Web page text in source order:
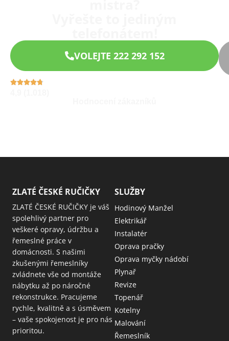
VOLEJTE 222 292 152
ZLATÉ ČESKÉ RUČIČKY
ZLATÉ ČESKÉ RUČIČKY je váš
spolehlivý partner pro
veškeré opravy, údržbu a
řemeslné práce v
domácnosti. S našimi
zkušenými řemeslníky
zvládnete vše od montáže
nábytku až po náročné
rekonstrukce. Pracujeme
rychle, kvalitně a s úsměvem
– vaše spokojenost je pro nás
prioritou.
SLUŽBY
Hodinový Manžel
Elektrikář
Instalatér
Oprava pračky
Oprava myčky nádobí
Plynař
Revize
Topenář
Kotelny
Malování
Řemeslník